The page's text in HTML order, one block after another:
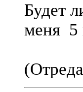
Будет
меня 5